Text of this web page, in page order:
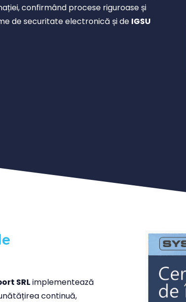
confirmând procese riguroase și
de securitate electronică și de IGSU
SRLimplementează
continuă,